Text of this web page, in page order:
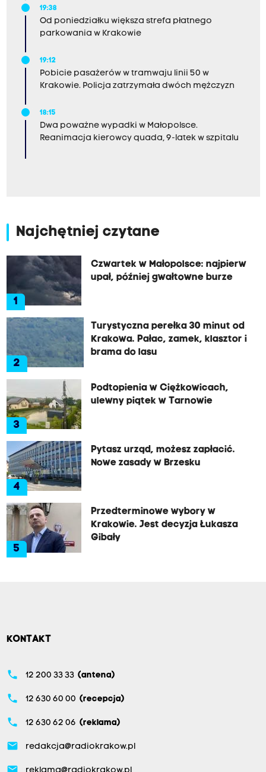
19:38
Od poniedziałku większa strefa płatnego
parkowania w Krakowie
19:12
Pobicie pasażerów w tramwaju linii 50 w
Krakowie. Policja zatrzymała dwóch mężczyzn
18:15
Dwa poważne wypadki w Małopolsce.
Reanimacja kierowcy quada, 9-latek w szpitalu
Najchętniej czytane
1
Czwartek w Małopolsce: najpierw
upał, później gwałtowne burze
2
Turystyczna perełka 30 minut od
Krakowa. Pałac, zamek, klasztor i
brama do lasu
3
Podtopienia w Ciężkowicach,
ulewny piątek w Tarnowie
4
Pytasz urząd, możesz zapłacić.
Nowe zasady w Brzesku
5
Przedterminowe wybory w
Krakowie. Jest decyzja Łukasza
Gibały
KONTAKT
phone 12 200 33 33 (antena)
phone 12 630 60 00 (recepcja)
phone 12 630 62 06 (reklama)
email redakcja@radiokrakow.pl